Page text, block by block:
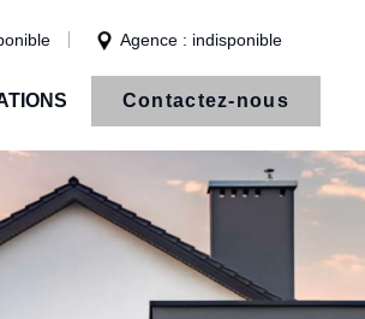
Agence : indisponible
Contactez-nous